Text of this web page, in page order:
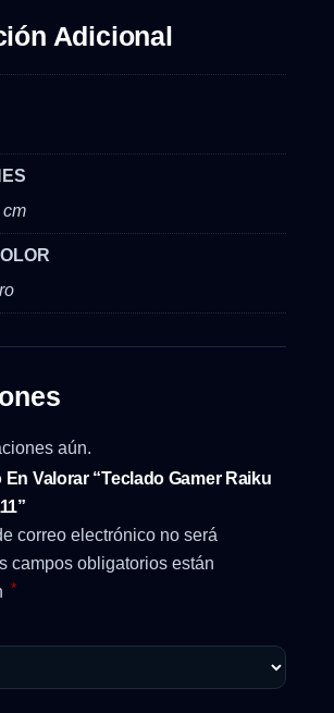
Adicional
cm
aún.
En Valorar “Teclado Gamer Raiku
correo electrónico no será
campos obligatorios están
*